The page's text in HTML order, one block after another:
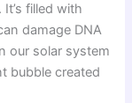
filled with
damage DNA
our solar system
bubble created